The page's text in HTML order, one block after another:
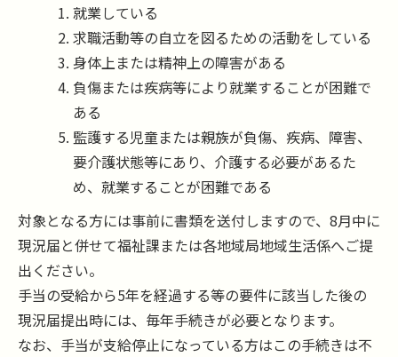
就業している
求職活動等の自立を図るための活動をしている
身体上または精神上の障害がある
負傷または疾病等により就業することが困難で
ある
監護する児童または親族が負傷、疾病、障害、
要介護状態等にあり、介護する必要があるた
め、就業することが困難である
対象となる方には事前に書類を送付しますので、8月中に
現況届と併せて福祉課または各地域局地域生活係へご提
出ください。
手当の受給から5年を経過する等の要件に該当した後の
現況届提出時には、毎年手続きが必要となります。
なお、手当が支給停止になっている方はこの手続きは不